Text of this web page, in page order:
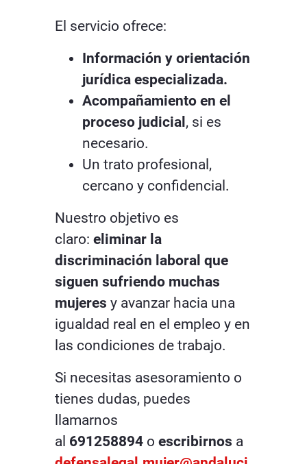
El servicio ofrece:
Información y orientación
jurídica especializada.
Acompañamiento en el
proceso judicial , si es
necesario.
Un trato profesional,
cercano y confidencial.
Nuestro objetivo es
claro: eliminar la
discriminación laboral que
siguen sufriendo muchas
mujeres y avanzar hacia una
igualdad real en el empleo y en
las condiciones de trabajo.
Si necesitas asesoramiento o
tienes dudas, puedes
llamarnos
al 691258894 o escribirnos a